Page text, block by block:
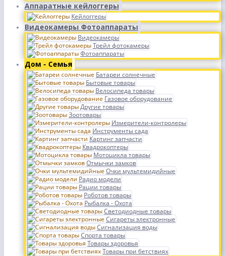
Аппаратные кейлоггеры
Кейлоггеры
Видеокамеры Фотоаппараты
Видеокамеры
Трейл фотокамеры
Фотоаппараты
Дом - Семья
Батареи солнечные
Бытовые товары
Велосипеда товары
Газовое оборудование
Другие товары
Зоотовары
Измерители-контролеры
Инструменты сада
Картинг запчасти
Квадрокоптеры
Мотоцикла товары
Отмычки замков
Очки мультемидийные
Радио модели
Рации товары
Роботов товары
Рыбалка - Охота
Светодиодные товары
Сигареты электронные
Сигнализация воды
Спорта товары
Товары здоровья
Товары при бетствиях